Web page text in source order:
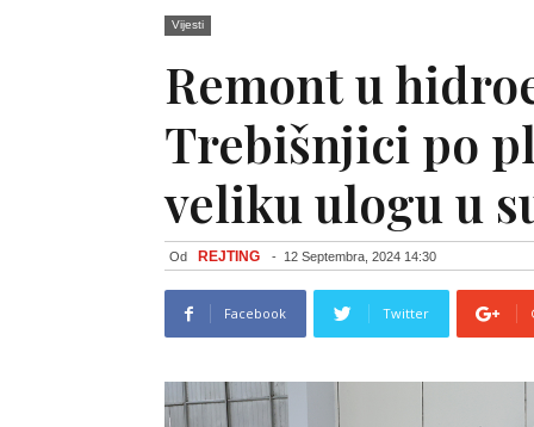
Vijesti
Remont u
Trebišnjici po
veliku ulogu u
Od REJTING - 12 Septembra, 2024 14:30
Facebook Twitter